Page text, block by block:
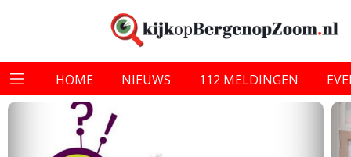
HOME NIEUWS 112 MELDINGEN